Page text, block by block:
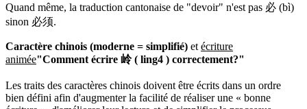
Quand même, la traduction cantonaise de "devoir" n'est pas 必 (bì)
sinon 必须.
Caractère chinois (moderne = simplifié) et écriture
animée"Comment écrire 岭 ( ling4 ) correctement?"
Les traits des caractères chinois doivent être écrits dans un ordre
bien défini afin d'augmenter la facilité de réaliser une « bonne